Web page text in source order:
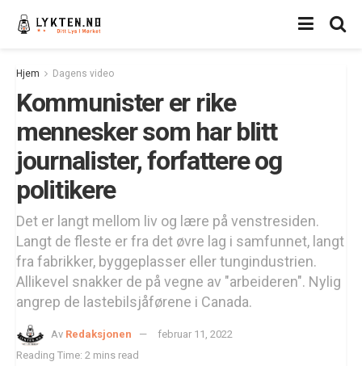
Hjem Dagens video
Kommunister er rike
mennesker som har blitt
journalister, forfattere og
politikere
Det er langt mellom liv og lære på venstresiden.
Langt de fleste er fra det øvre lag i samfunnet, langt
fra fabrikker, byggeplasser eller tungindustrien.
Allikevel snakker de på vegne av "arbeideren". Nylig
angrep de lastebilsjåførene i Canada.
Av Redaksjonen
februar 11, 2022
Reading Time: 2 mins read